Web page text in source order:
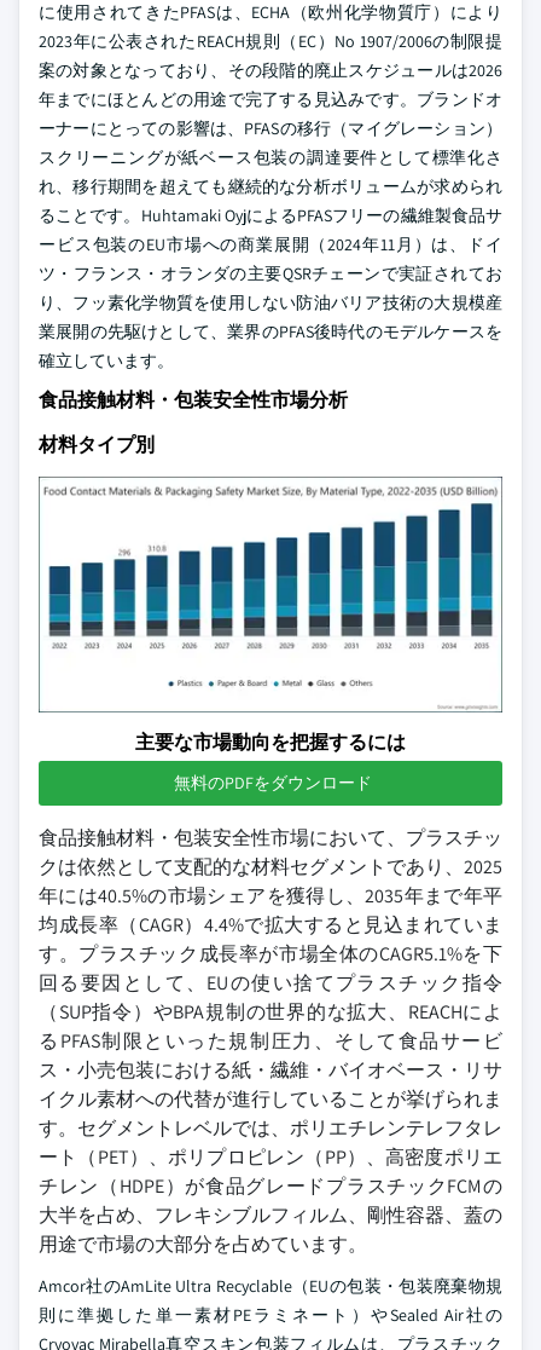
に使用されてきたPFASは、ECHA（欧州化学物質庁）により
2023年に公表されたREACH規則（EC）No 1907/2006の制限提
案の対象となっており、その段階的廃止スケジュールは2026
年までにほとんどの用途で完了する見込みです。ブランドオ
ーナーにとっての影響は、PFASの移行（マイグレーション）
スクリーニングが紙ベース包装の調達要件として標準化さ
れ、移行期間を超えても継続的な分析ボリュームが求められ
ることです。Huhtamaki OyjによるPFASフリーの繊維製食品サ
ービス包装のEU市場への商業展開（2024年11月）は、ドイ
ツ・フランス・オランダの主要QSRチェーンで実証されてお
り、フッ素化学物質を使用しない防油バリア技術の大規模産
業展開の先駆けとして、業界のPFAS後時代のモデルケースを
確立しています。
食品接触材料・包装安全性市場分析
材料タイプ別
主要な市場動向を把握するには
無料のPDFをダウンロード
食品接触材料・包装安全性市場において、プラスチッ
クは依然として支配的な材料セグメントであり、2025
年には40.5%の市場シェアを獲得し、2035年まで年平
均成長率（CAGR）4.4%で拡大すると見込まれていま
す。プラスチック成長率が市場全体のCAGR5.1%を下
回る要因として、EUの使い捨てプラスチック指令
（SUP指令）やBPA規制の世界的な拡大、REACHによ
るPFAS制限といった規制圧力、そして食品サービ
ス・小売包装における紙・繊維・バイオベース・リサ
イクル素材への代替が進行していることが挙げられま
す。セグメントレベルでは、ポリエチレンテレフタレ
ート（PET）、ポリプロピレン（PP）、高密度ポリエ
チレン（HDPE）が食品グレードプラスチックFCMの
大半を占め、フレキシブルフィルム、剛性容器、蓋の
用途で市場の大部分を占めています。
Amcor社のAmLite Ultra Recyclable（EUの包装・包装廃棄物規
則に準拠した単一素材PEラミネート）やSealed Air社の
Cryovac Mirabella真空スキン包装フィルムは、プラスチック